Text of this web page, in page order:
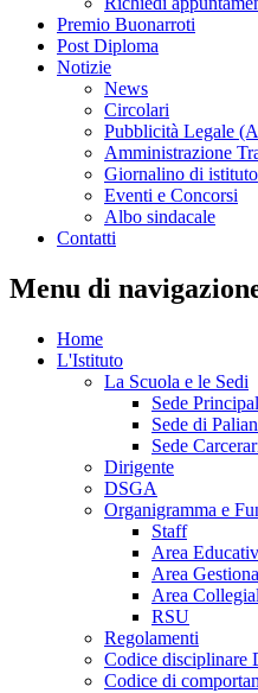
Premio Buonarroti
Post Diploma
Notizie
News
Circolari
Pubblicità Legale
Amministrazione
Giornalino di istituto
Eventi e Concorsi
Albo sindacale
Contatti
Menu di
Home
L'Istituto
La Scuola e le Sedi
Sede
Sede di
Sede
Dirigente
DSGA
Organigramma e
Staff
Area
Area
Area
RSU
Regolamenti
Codice disciplinare
Codice di